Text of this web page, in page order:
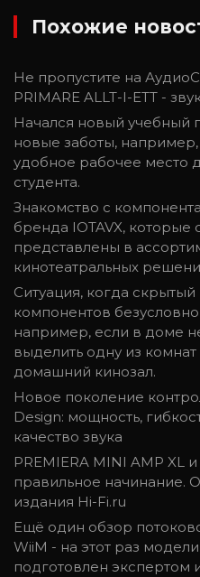
Похожие
Не пропустите на
PRIMARE ALLT-I-ETT -
Начался новый учебный
новые заботы,
удобное рабочее место
студента.
Знакомство с
бренда IOTAVX, которые
представлены в
кинотеатральных
Ситуация, когда
компонентов
например, если в доме
выделить одну из
домашний кинозал.
Новое поколение
Design: мощность,
качество звука
PREMIERA MINI AMP XL
правильное начинание.
издания Hi-Fi.ru
Ещё один обзор
WiiM - на этот раз
подготовлен экспертом